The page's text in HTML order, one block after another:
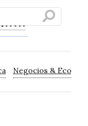
Negocios &